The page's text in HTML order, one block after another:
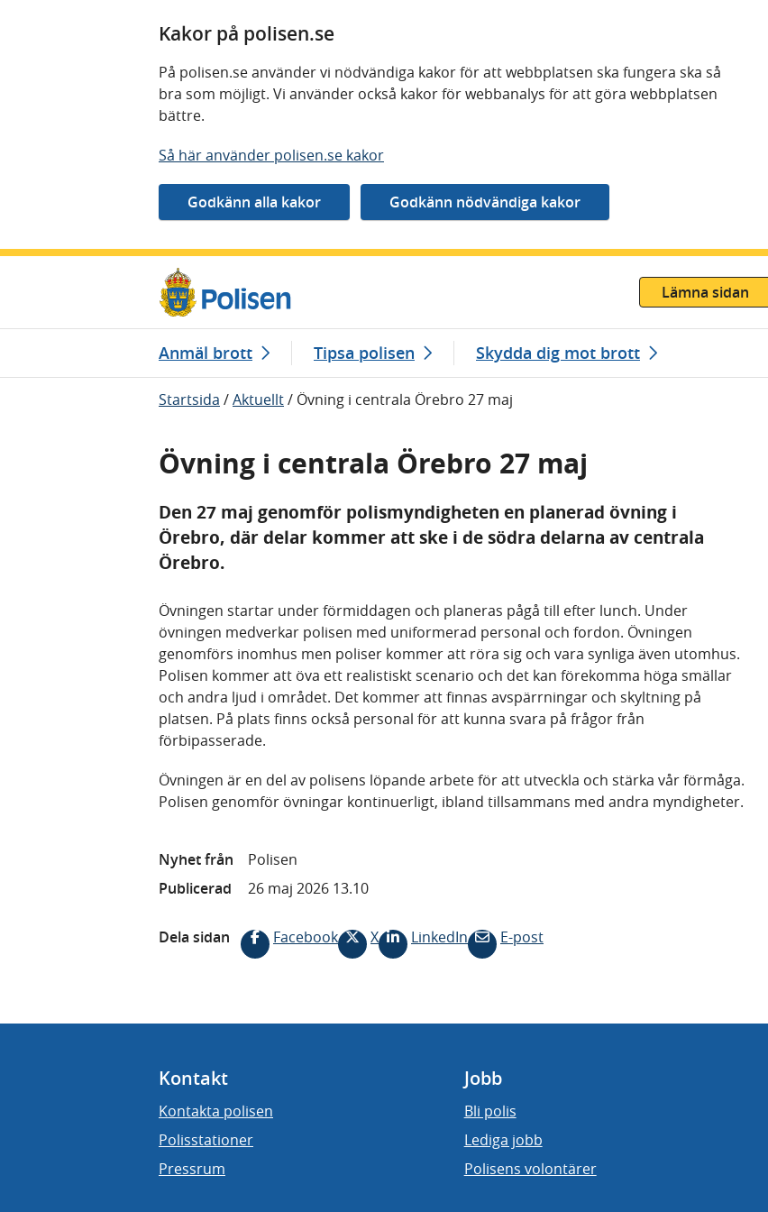
Kakor på polisen.se
På polisen.se använder vi nödvändiga kakor för att webbplatsen ska fungera ska så
bra som möjligt. Vi använder också kakor för webbanalys för att göra webbplatsen
bättre.
Så här använder polisen.se kakor
Lämna sidan
Anmäl brott Tipsa polisen Skydda dig mot brott
Startsida /Aktuellt/ Övning i centrala Örebro 27 maj
Övning i centrala Örebro 27 maj
Den 27 maj genomför polismyndigheten en planerad övning i
Örebro, där delar kommer att ske i de södra delarna av centrala
Örebro.
Övningen startar under förmiddagen och planeras pågå till efter lunch. Under
övningen medverkar polisen med uniformerad personal och fordon. Övningen
genomförs inomhus men poliser kommer att röra sig och vara synliga även utomhus.
Polisen kommer att öva ett realistiskt scenario och det kan förekomma höga smällar
och andra ljud i området. Det kommer att finnas avspärrningar och skyltning på
platsen. På plats finns också personal för att kunna svara på frågor från
förbipasserade.
Övningen är en del av polisens löpande arbete för att utveckla och stärka vår förmåga.
Polisen genomför övningar kontinuerligt, ibland tillsammans med andra myndigheter.
Nyhet från
Polisen
Publicerad
26 maj 2026 13.10
Dela sidan Facebook X LinkedIn E-post
Kontakt
Kontakta polisen
Polisstationer
Pressrum
Jobb
Bli polis
Lediga jobb
Polisens volontärer